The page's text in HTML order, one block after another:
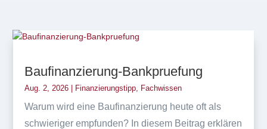
Baufinanzierung-Bankpruefung
Aug. 2, 2026 | Finanzierungstipp Fachwissen
Warum wird eine Baufinanzierung heute oft als
schwieriger empfunden? In diesem Beitrag erklären